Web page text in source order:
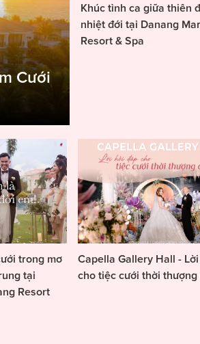
Cưới
Khúc tình ca giữa thiên
nhiệt đới tại Danang
Resort & Spa
trong mơ
tại
Resort
Capella Gallery Hall -
cho tiệc cưới thời thượng